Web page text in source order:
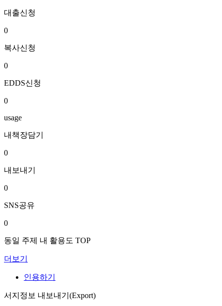
대출신청
0
복사신청
0
EDDS신청
0
usage
내책장담기
0
내보내기
0
SNS공유
0
동일 주제 내 활용도 TOP
더보기
인용하기
서지정보 내보내기(Export)